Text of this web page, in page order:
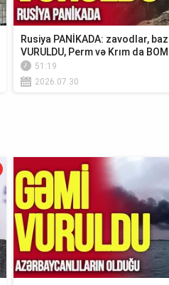
Rusiya PANİKADA: zavodlar,
VURULDU, Perm və Krım da
51:19
2026.07.30